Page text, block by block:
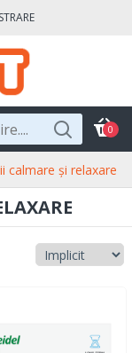
0
calmare și relaxare